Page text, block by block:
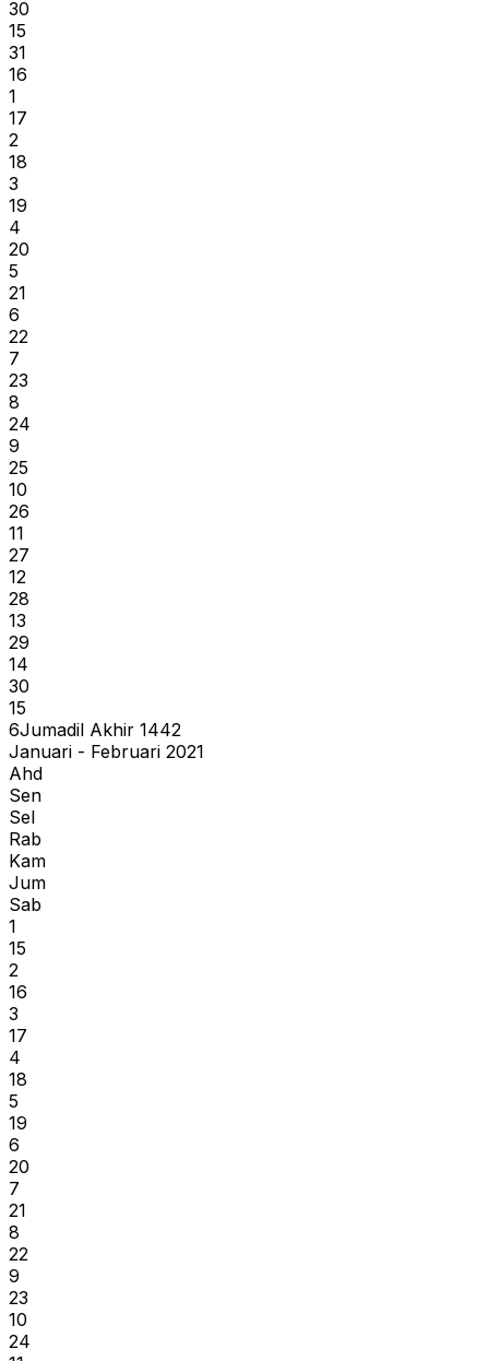
30
15
31
16
1
17
2
18
3
19
4
20
5
21
6
22
7
23
8
24
9
25
10
26
11
27
12
28
13
29
14
30
15
6Jumadil Akhir 1442
Januari - Februari 2021
Ahd
Sen
Sel
Rab
Kam
Jum
Sab
1
15
2
16
3
17
4
18
5
19
6
20
7
21
8
22
9
23
10
24